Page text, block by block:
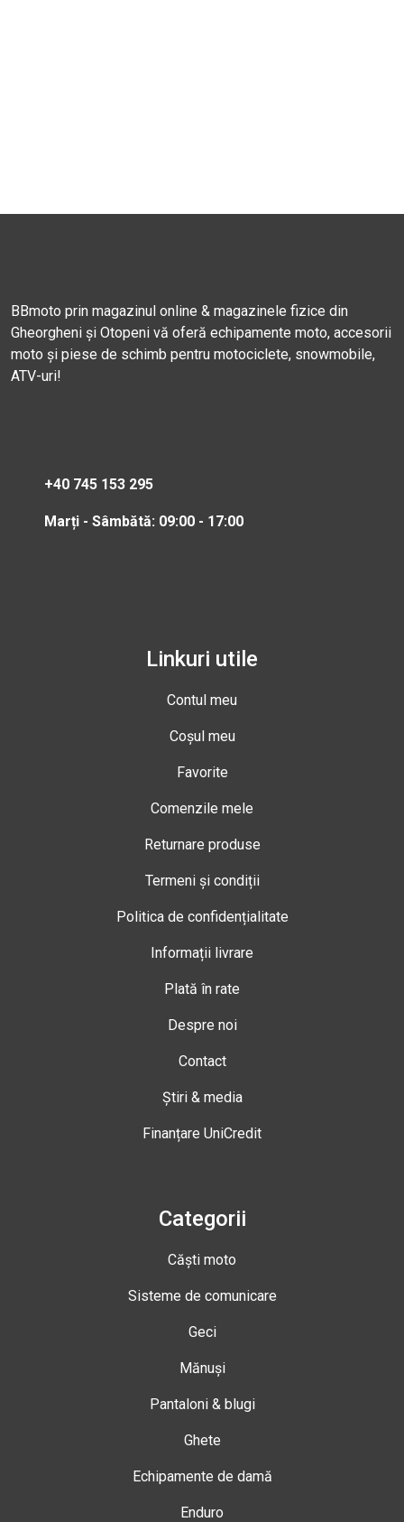
BBmoto prin magazinul online & magazinele fizice din
Gheorgheni și Otopeni vă oferă echipamente moto, accesorii
moto și piese de schimb pentru motociclete, snowmobile,
ATV-uri!
+40 745 153 295
Marți - Sâmbătă: 09:00 - 17:00
Linkuri utile
Contul meu
Coșul meu
Favorite
Comenzile mele
Returnare produse
Termeni și condiții
Politica de confidențialitate
Informații livrare
Plată în rate
Despre noi
Contact
Știri & media
Finanțare UniCredit
Categorii
Căști moto
Sisteme de comunicare
Geci
Mănuși
Pantaloni & blugi
Ghete
Echipamente de damă
Enduro